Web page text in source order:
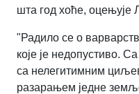
шта год хоће,
"Радило се о
које је недопустиво.
са нелегитимним
разарањем једне